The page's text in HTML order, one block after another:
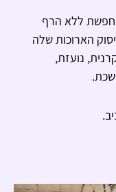
מחפשת ללא הרף
הארוכות שלה
נועזת,